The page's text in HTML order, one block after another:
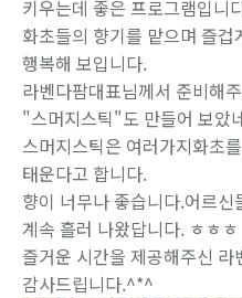
키우는데 좋은 프로그램입니
화초들의 향기를 맡으며 즐
행복해 보입니다.
라벤다팜대표님께서 준비해
"스머지스틱"도 만들어 보았
스머지스틱은 여러가지화초
태운다고 합니다.
향이 너무나 좋습니다.어르
계속 흘러 나왔답니다. ㅎㅎㅎ
즐거운 시간을 제공해주신 라
감사드립니다.^*^